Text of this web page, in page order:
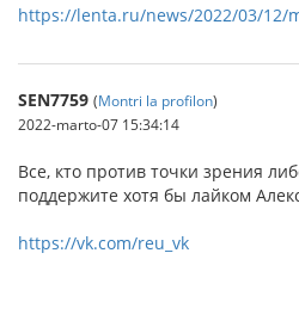
https://lenta.ru/news/2022/03/12/
SEN7759 (Montri la profilon)
2022-marto-07 15:34:14
Все, кто против точки зрения
поддержите хотя бы лайком
https://vk.com/reu_vk